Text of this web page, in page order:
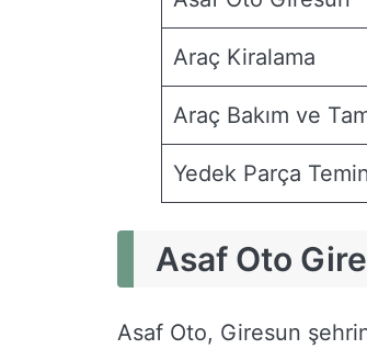
Araç Kiralama
Araç Bakım ve
Yedek Parça
Asaf Oto
Asaf Oto, Giresun